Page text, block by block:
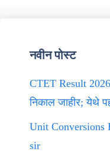
नवीन पोस्ट
CTET Result 2026:
निकाल जाहीर; येथे
Unit Conversions
sir